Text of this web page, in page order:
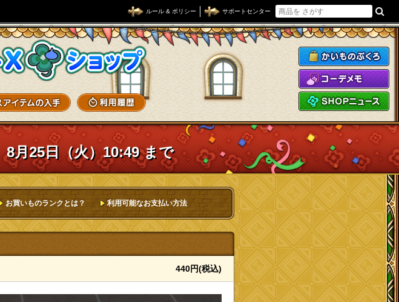
ルール & ポリシー サポートセンター
ドラゴンクエストXショップ
8月25日（火）10:49 まで
お買いものランクとは？ 利用可能なお支払い方法
440円(税込)